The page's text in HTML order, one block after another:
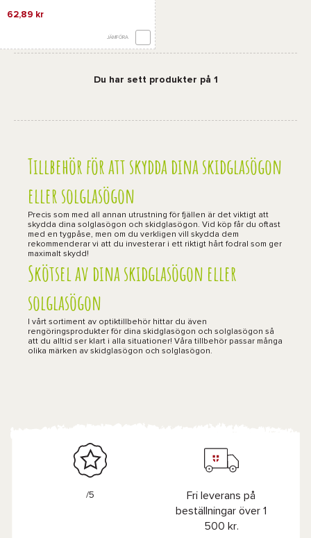
62,89 kr
JÄMFÖRA
Du har sett produkter på 1
Tillbehör för att skydda dina skidglasögon
eller solglasögon
Precis som med all annan utrustning för fjällen är det viktigt att
skydda dina solglasögon och skidglasögon. Vid köp får du oftast
med en tygpåse, men om du verkligen vill skydda dem
rekommenderar vi att du investerar i ett riktigt hårt fodral som ger
maximalt skydd!
Skötsel av dina skidglasögon eller
solglasögon
I vårt sortiment av optiktillbehör hittar du även
rengöringsprodukter för dina skidglasögon och solglasögon så
att du alltid ser klart i alla situationer! Våra tillbehör passar många
olika märken av skidglasögon och solglasögon.
/5
Fri leverans på
beställningar över 1
500 kr.